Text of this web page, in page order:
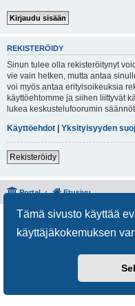
Tämä sivusto käyttää
käyttäjäkokemuksen
REKISTERÖIDY
Sinun tulee olla rekisteröitynyt
vie vain hetken, mutta antaa
voi myös antaa erityisoikeuksia
käyttöehtomme ja siihen liittyvät
lukea keskustelufoorumin säännöt.
Käyttöehdot | Yksityisyyden
Rekisteröidy
Portal Etusivu
Keskustelufoorumin
Käännös: phpBB